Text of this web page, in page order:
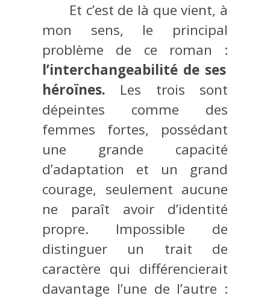
Et c’est de là que vient, à
mon sens, le principal
problème de ce roman :
l’interchangeabilité de ses
héroïnes. Les trois sont
dépeintes comme des
femmes fortes, possédant
une grande capacité
d’adaptation et un grand
courage, seulement aucune
ne paraît avoir d’identité
propre. Impossible de
distinguer un trait de
caractère qui différencierait
davantage l’une de l’autre :